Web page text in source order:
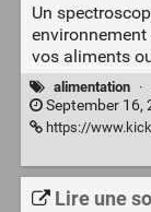
Un
vos aliments
alimentation ·
September 16,
https://
Lire une